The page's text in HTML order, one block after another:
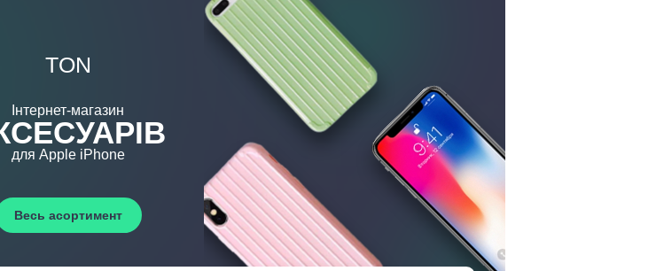
TON
Інтернет-магазин
для Apple iPhone
Весь асортимент